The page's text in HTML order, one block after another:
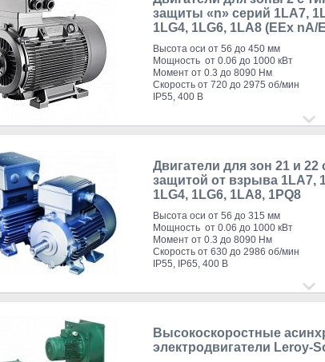
защиты «n» серий 1LA7,
1LG4, 1LG6, 1LA8 (EEx nA/
Высота оси от 56 до 450 мм
Мощность от 0.06 до 1000 кВт
Момент от 0.3 до 8090 Нм
Скорость от 720 до 2975 об/мин
IP55, 400 В
Двигатели для зон 21 и 22
защитой от взрыва 1LA7,
1LG4, 1LG6, 1LA8, 1PQ8
Высота оси от 56 до 315 мм
Мощность от 0.06 до 1000 кВт
Момент от 0.3 до 8090 Нм
Скорость от 630 до 2986 об/мин
IP55, IP65, 400 В
Высокоскоростные
электродвигатели Leroy-